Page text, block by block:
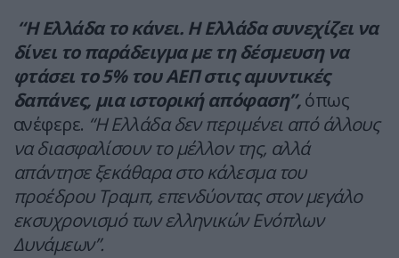
“Η Ελλάδα το κάνει. Η Ελλάδα συνεχίζει να
δίνει το παράδειγμα με τη δέσμευση να
φτάσει το 5% του ΑΕΠ στις αμυντικές
δαπάνες, μια ιστορική απόφαση”,όπως
ανέφερε. “Η Ελλάδα δεν περιμένει από άλλους
να διασφαλίσουν το μέλλον της, αλλά
απάντησε ξεκάθαρα στο κάλεσμα του
προέδρου Τραμπ, επενδύοντας στον μεγάλο
εκσυχρονισμό των ελληνικών Ενόπλων
Δυνάμεων”.